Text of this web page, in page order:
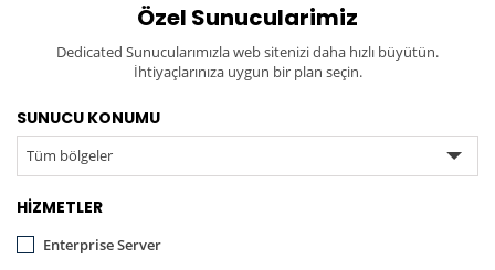
Özel Sunucularimiz
Dedicated Sunucularımızla web sitenizi daha hızlı büyütün.
İhtiyaçlarınıza uygun bir plan seçin.
SUNUCU KONUMU
Tüm bölgeler
HİZMETLER
Enterprise Server